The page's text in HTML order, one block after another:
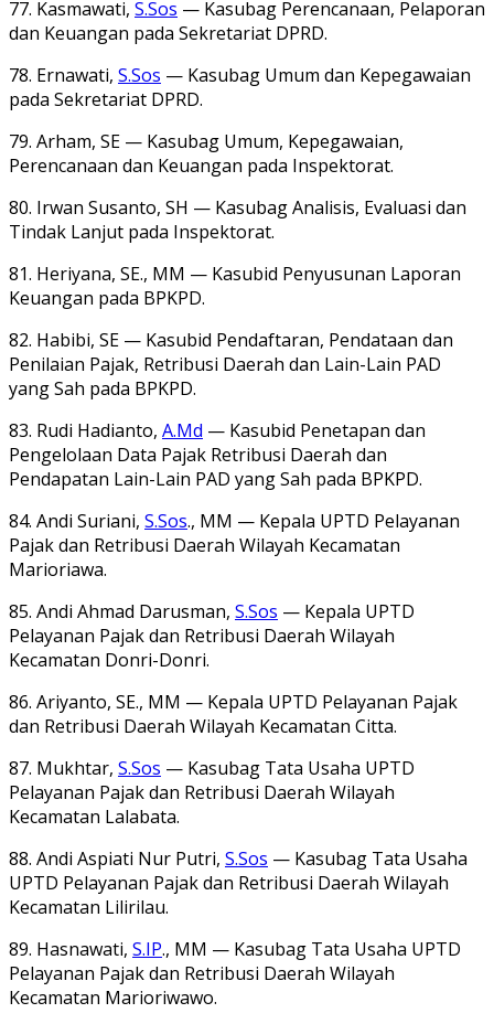
77. Kasmawati, S.Sos — Kasubag Perencanaan, Pelaporan
dan Keuangan pada Sekretariat DPRD.
78. Ernawati, S.Sos — Kasubag Umum dan Kepegawaian
pada Sekretariat DPRD.
79. Arham, SE — Kasubag Umum, Kepegawaian,
Perencanaan dan Keuangan pada Inspektorat.
80. Irwan Susanto, SH — Kasubag Analisis, Evaluasi dan
Tindak Lanjut pada Inspektorat.
81. Heriyana, SE., MM — Kasubid Penyusunan Laporan
Keuangan pada BPKPD.
82. Habibi, SE — Kasubid Pendaftaran, Pendataan dan
Penilaian Pajak, Retribusi Daerah dan Lain-Lain PAD
yang Sah pada BPKPD.
83. Rudi Hadianto, A.Md — Kasubid Penetapan dan
Pengelolaan Data Pajak Retribusi Daerah dan
Pendapatan Lain-Lain PAD yang Sah pada BPKPD.
84. Andi Suriani, S.Sos., MM — Kepala UPTD Pelayanan
Pajak dan Retribusi Daerah Wilayah Kecamatan
Marioriawa.
85. Andi Ahmad Darusman, S.Sos — Kepala UPTD
Pelayanan Pajak dan Retribusi Daerah Wilayah
Kecamatan Donri-Donri.
86. Ariyanto, SE., MM — Kepala UPTD Pelayanan Pajak
dan Retribusi Daerah Wilayah Kecamatan Citta.
87. Mukhtar, S.Sos — Kasubag Tata Usaha UPTD
Pelayanan Pajak dan Retribusi Daerah Wilayah
Kecamatan Lalabata.
88. Andi Aspiati Nur Putri, S.Sos — Kasubag Tata Usaha
UPTD Pelayanan Pajak dan Retribusi Daerah Wilayah
Kecamatan Lilirilau.
89. Hasnawati, S.IP., MM — Kasubag Tata Usaha UPTD
Pelayanan Pajak dan Retribusi Daerah Wilayah
Kecamatan Marioriwawo.